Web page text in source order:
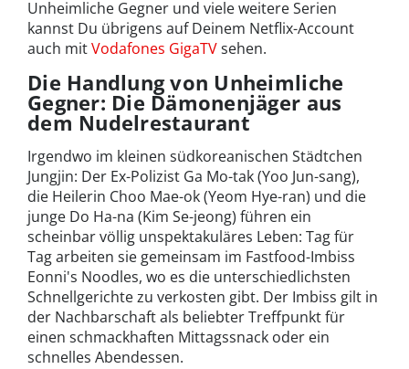
Unheimliche Gegner und viele weitere Serien
kannst Du übrigens auf Deinem Netflix-Account
auch mitVodafones GigaTVsehen.
Die Handlung von Unheimliche
Gegner: Die Dämonenjäger aus
dem Nudelrestaurant
Irgendwo im kleinen südkoreanischen Städtchen
Jungjin: Der Ex-Polizist Ga Mo-tak (Yoo Jun-sang),
die Heilerin Choo Mae-ok (Yeom Hye-ran) und die
junge Do Ha-na (Kim Se-jeong) führen ein
scheinbar völlig unspektakuläres Leben: Tag für
Tag arbeiten sie gemeinsam im Fastfood-Imbiss
Eonni's Noodles, wo es die unterschiedlichsten
Schnellgerichte zu verkosten gibt. Der Imbiss gilt in
der Nachbarschaft als beliebter Treffpunkt für
einen schmackhaften Mittagssnack oder ein
schnelles Abendessen.